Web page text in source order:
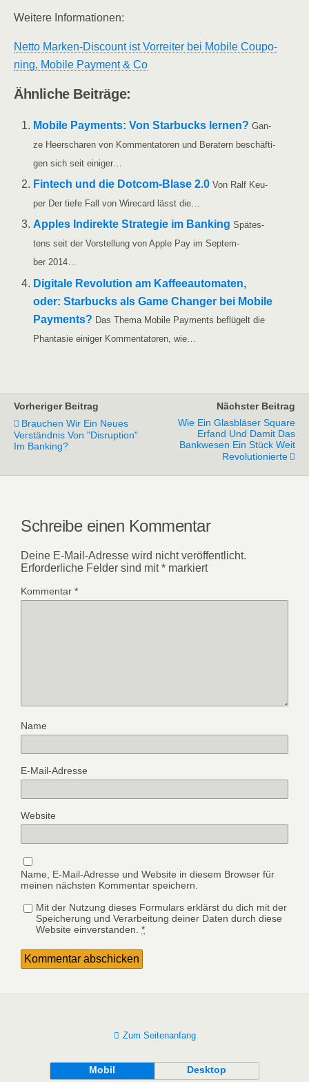
Wei­te­re Informationen:
Net­to Mar­ken-Dis­count ist Vor­rei­ter bei Mobi­le Cou­po­
ning, Mobi­le Pay­ment & Co
Ähn­li­che Beiträge:
Mobi­le Pay­ments: Von Star­bucks ler­nen? Gan­
ze Heer­scha­ren von Kom­men­ta­to­ren und Bera­tern beschäf­ti­
gen sich seit einiger…
Fin­tech und die Dot­­com-Bla­­se 2.0 Von Ralf Keu­
per Der tie­fe Fall von Wire­card lässt die…
App­les Indi­rek­te Stra­te­gie im Ban­king Spä­tes­
tens seit der Vor­stel­lung von Apple Pay im Sep­tem­
ber 2014…
Digi­ta­le Revo­lu­ti­on am Kaf­fee­au­to­ma­ten,
oder: Star­bucks als Game Chan­ger bei Mobi­le
Pay­ments? Das The­ma Mobi­le Pay­ments beflü­gelt die
Phan­ta­sie eini­ger Kom­men­ta­to­ren, wie…
Vorheriger Beitrag
Brauchen Wir Ein Neues
Verständnis Von "Disruption"
Im Banking?
Nächster Beitrag
Wie Ein Glasbläser Square
Erfand Und Damit Das
Bankwesen Ein Stück Weit
Revolutionierte
Schreibe einen Kommentar
Deine E-Mail-Adresse wird nicht veröffentlicht.
Erforderliche Felder sind mit* markiert
Kommentar *
Name
E-Mail-Adresse
Website
Name, E-Mail-Adresse und Website in diesem Browser für
meinen nächsten Kommentar speichern.
Mit der Nutzung dieses Formulars erklärst du dich mit der
Speicherung und Verarbeitung deiner Daten durch diese
Website einverstanden. *
Zum Seitenanfang
Mobil Desktop